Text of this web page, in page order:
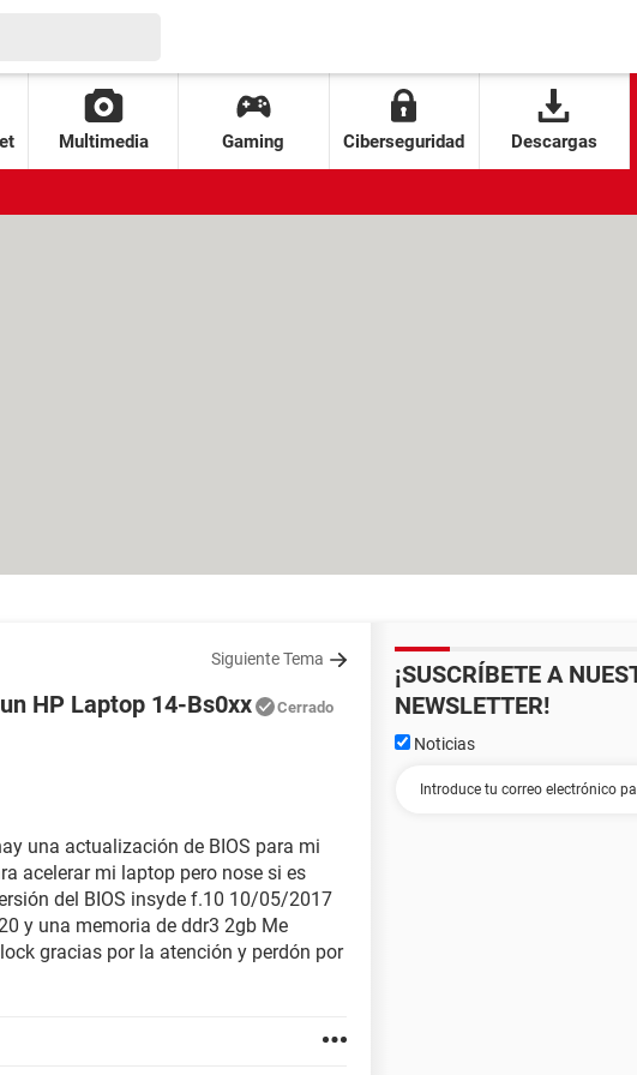
Multimedia Gaming Ciberseguridad Descargas
Siguiente Tema
HP Laptop 14-Bs0xx Cerrado
una actualización de BIOS para mi
acelerar mi laptop pero nose si es
del BIOS insyde f.10 10/05/2017
y una memoria de ddr3 2gb Me
gracias por la atención y perdón por
¡SUSCRÍBETE A
NEWSLETTER!
Noticias